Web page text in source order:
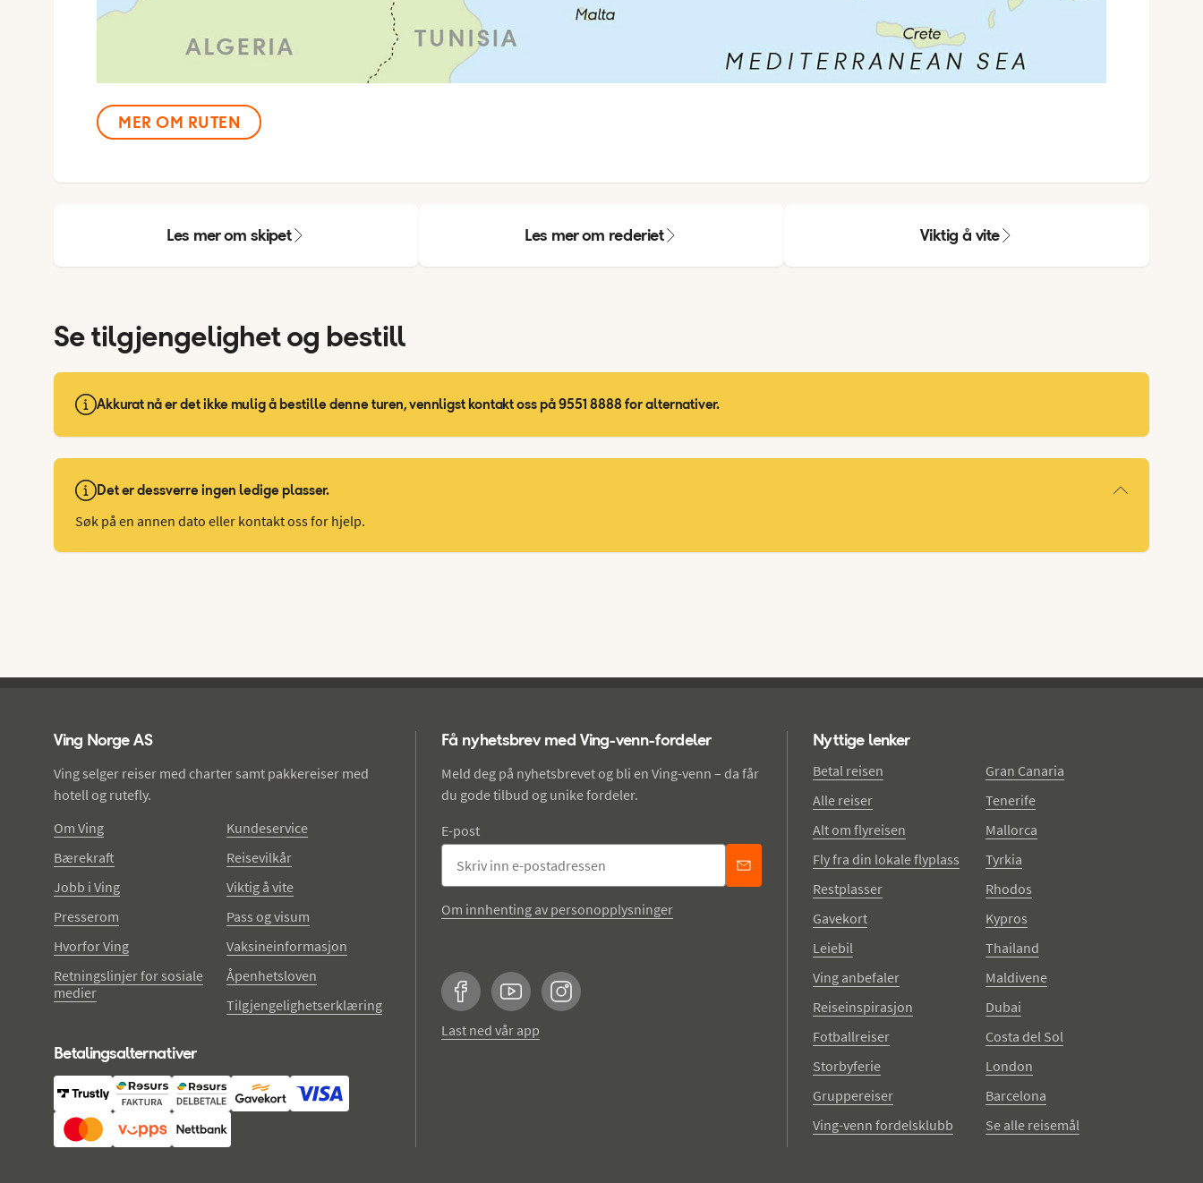
MER OM RUTEN
Les mer om skipet Les mer om rederiet Viktig å vite
Se tilgjengelighet og bestill
Akkurat nå er det ikke mulig å bestille denne turen, vennligst kontakt oss på 9551 8888 for alternativer.
Det er dessverre ingen ledige plasser.
Søk på en annen dato eller kontakt oss for hjelp.
Ving Norge AS
Ving selger reiser med charter samt pakkereiser med
hotell og rutefly.
Om Ving
Bærekraft
Jobb i Ving
Presserom
Hvorfor Ving
Retningslinjer for sosiale
medier
Kundeservice
Reisevilkår
Viktig å vite
Pass og visum
Vaksineinformasjon
Åpenhetsloven
Tilgjengelighetserklæring
Betalingsalternativer
Få nyhetsbrev med Ving-venn-fordeler
Meld deg på nyhetsbrevet og bli en Ving-venn – da får
du gode tilbud og unike fordeler.
E-post
Om innhenting av personopplysninger
FacebookYouTubeInstagram
Last ned vår app
Nyttige lenker
Betal reisen
Alle reiser
Alt om flyreisen
Fly fra din lokale flyplass
Restplasser
Gavekort
Leiebil
Ving anbefaler
Reiseinspirasjon
Fotballreiser
Storbyferie
Gruppereiser
Ving-venn fordelsklubb
Gran Canaria
Tenerife
Mallorca
Tyrkia
Rhodos
Kypros
Thailand
Maldivene
Dubai
Costa del Sol
London
Barcelona
Se alle reisemål